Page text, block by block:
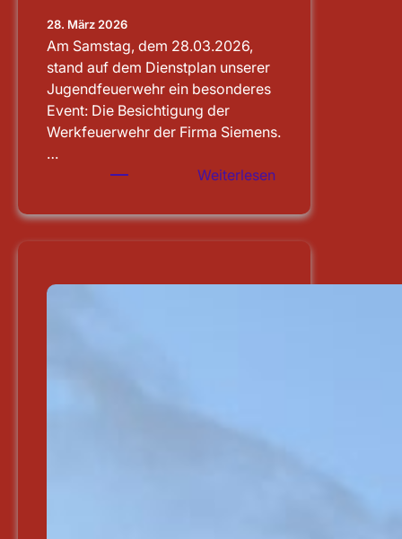
28. März 2026
Am Samstag, dem 28.03.2026,
stand auf dem Dienstplan unserer
Jugendfeuerwehr ein besonderes
Event: Die Besichtigung der
Werkfeuerwehr der Firma Siemens.
…
Weiterlesen
der
in